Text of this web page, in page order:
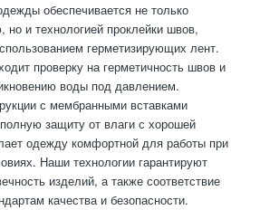
обеспечивается не только
но и технологией проклейки швов,
герметизирующих лент.
проверку на герметичность швов и
воды под давлением.
с мембранными вставками
защиту от влаги с хорошей
одежду комфортной для работы при
Наши технологии гарантируют
изделий, а также соответствие
качества и безопасности.